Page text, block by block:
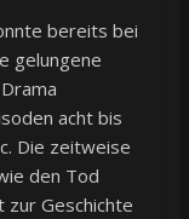
bereits bei
gelungene
acht bis
Die zeitweise
den Tod
zur Geschichte